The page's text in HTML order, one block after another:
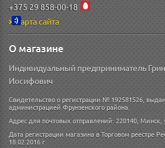
+375 29 858-00-18
Карта сайта
О магазине
Индивидуальный предприниматель
Иосифович
Свидетельство о регистрации № 192581526,
администрацией Фрунзенского района.
Адрес для почтовых отправлений: 220140,
Дата регистрации магазина в Торговом реестре
18.02.2016 г